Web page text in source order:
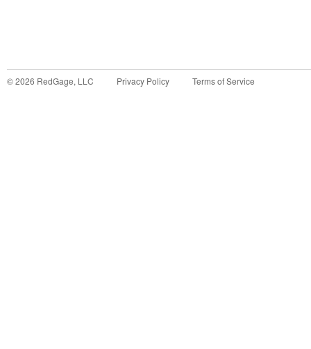
©2026 RedGage, LLC Privacy Policy Terms of Service